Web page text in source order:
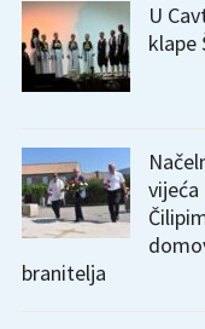
U
klape
vijeća
branitelja